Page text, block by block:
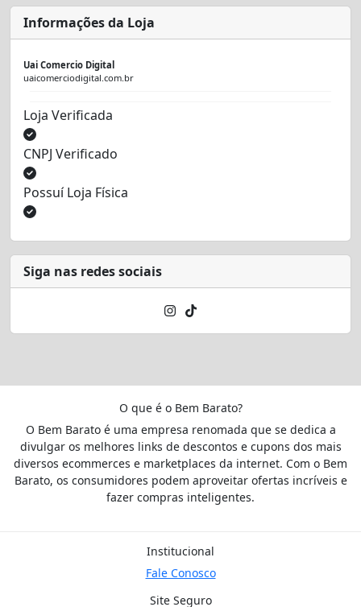
Informações da Loja
Uai Comercio Digital
uaicomerciodigital.com.br
Loja Verificada
CNPJ Verificado
Possuí Loja Física
Siga nas redes sociais
O que é o Bem Barato?
O Bem Barato é uma empresa renomada que se dedica a
divulgar os melhores links de descontos e cupons dos mais
diversos ecommerces e marketplaces da internet. Com o Bem
Barato, os consumidores podem aproveitar ofertas incríveis e
fazer compras inteligentes.
Institucional
Fale Conosco
Site Seguro